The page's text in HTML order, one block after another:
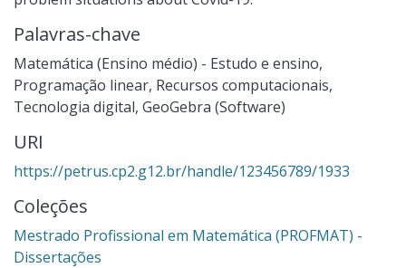
Palavras-chave
Matemática (Ensino médio) - Estudo e ensino,
Programação linear, Recursos computacionais,
Tecnologia digital, GeoGebra (Software)
URI
https://petrus.cp2.g12.br/handle/123456789/1933
Coleções
Mestrado Profissional em Matemática (PROFMAT) -
Dissertações